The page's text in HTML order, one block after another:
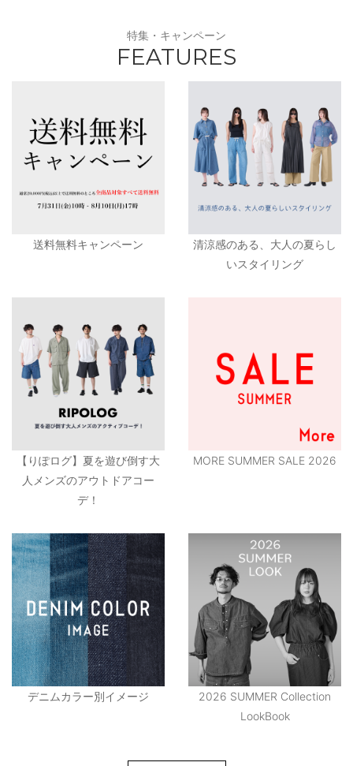
特集・キャンペーン
FEATURES
送料無料キャンペーン
清涼感のある、大人の夏らし
いスタイリング
【りぽログ】夏を遊び倒す大
人メンズのアウトドアコー
デ！
MORE SUMMER SALE 2026
デニムカラー別イメージ
2026 SUMMER Collection
LookBook